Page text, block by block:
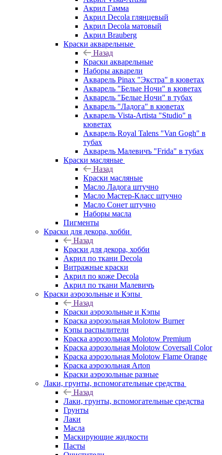
Акрил Гамма
Акрил Decola глянцевый
Акрил Decola матовый
Акрил Brauberg
Краски акварельные
Назад
Краски акварельные
Наборы акварели
Акварель Pinax "Экстра" в кюветах
Акварель "Белые Ночи" в кюветах
Акварель "Белые Ночи" в тубах
Акварель "Ладога" в кюветах
Акварель Vista-Artista "Studio" в
кюветах
Акварель Royal Talens "Van Gogh" в
тубах
Акварель Малевичъ "Frida" в тубах
Краски масляные
Назад
Краски масляные
Масло Ладога штучно
Масло Мастер-Класс штучно
Масло Сонет штучно
Наборы масла
Пигменты
Краски для декора, хобби
Назад
Краски для декора, хобби
Акрил по ткани Decola
Витражные краски
Акрил по коже Decola
Акрил по ткани Малевичъ
Краски аэрозольные и Кэпы
Назад
Краски аэрозольные и Кэпы
Краска аэрозольная Molotow Burner
Кэпы распылители
Краска аэрозольная Molotow Premium
Краска аэрозольная Molotow Coversall Color
Краска аэрозольная Molotow Flame Orange
Краска аэрозольная Arton
Краски аэрозольные разные
Лаки, грунты, вспомогательные средства
Назад
Лаки, грунты, вспомогательные средства
Грунты
Лаки
Масла
Маскирующие жидкости
Пасты